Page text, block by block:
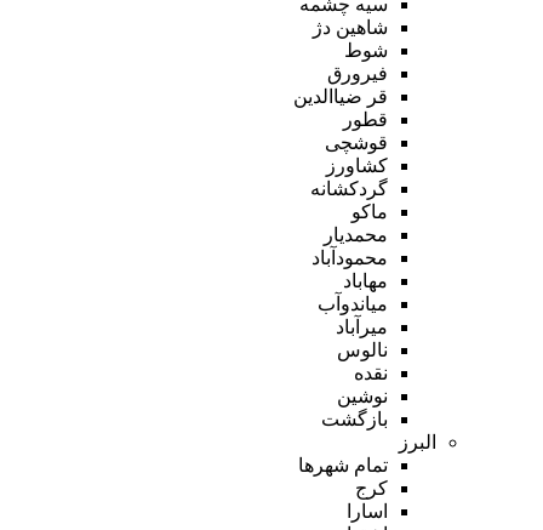
شاهین دژ
شوط
فیرورق
قر ضیاالدین
قطور
قوشچی
کشاورز
گردکشانه
ماکو
محمدیار
محمودآباد
مهاباد
میاندوآب
میرآباد
نالوس
نقده
نوشین
بازگشت
البرز
تمام شهر‌ها
کرج
اسارا